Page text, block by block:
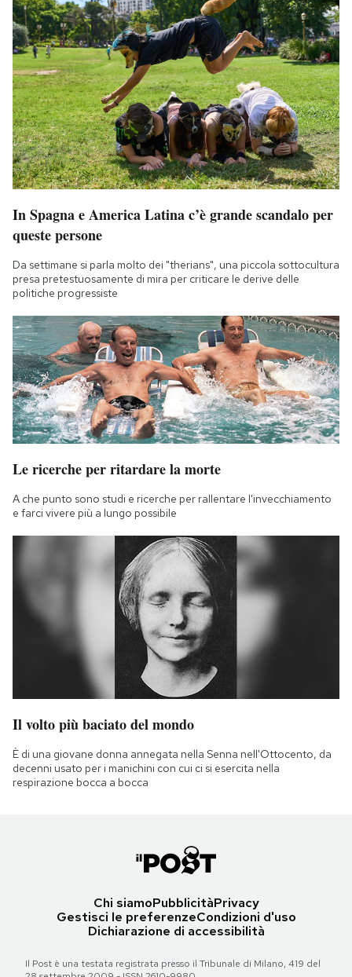
In Spagna e America Latina c’è grande scandalo per
queste persone
Da settimane si parla molto dei "therians", una piccola sottocultura
presa pretestuosamente di mira per criticare le derive delle
politiche progressiste
Le ricerche per ritardare la morte
A che punto sono studi e ricerche per rallentare l'invecchiamento
e farci vivere più a lungo possibile
Il volto più baciato del mondo
È di una giovane donna annegata nella Senna nell'Ottocento, da
decenni usato per i manichini con cui ci si esercita nella
respirazione bocca a bocca
Chi siamoPubblicitàPrivacy
Gestisci le preferenzeCondizioni d'uso
Dichiarazione di accessibilità
Il Post è una testata registrata presso il Tribunale di Milano, 419 del